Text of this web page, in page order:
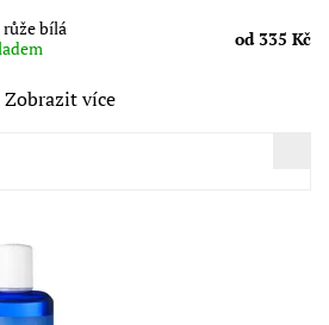
bílá
od 335 Kč
Zobrazit více
virginiana Použitá část: